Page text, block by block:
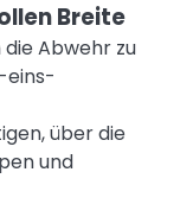
Breite
Abwehr zu
eins-
über die
und